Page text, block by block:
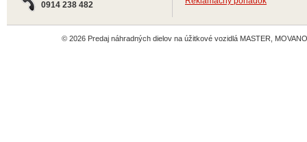
0914 238 482
© 2026 Predaj náhradných dielov na úžitkové vozidlá MASTER,